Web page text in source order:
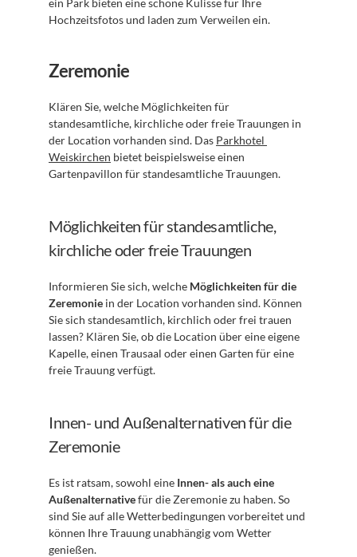
ein Park bieten eine schöne Kulisse für Ihre
Hochzeitsfotos und laden zum Verweilen ein.
Zeremonie
Klären Sie, welche Möglichkeiten für
standesamtliche, kirchliche oder freie Trauungen in
der Location vorhanden sind. Das Parkhotel
Weiskirchen bietet beispielsweise einen
Gartenpavillon für standesamtliche Trauungen.
Möglichkeiten für standesamtliche,
kirchliche oder freie Trauungen
Informieren Sie sich, welche Möglichkeiten für die
Zeremonie in der Location vorhanden sind. Können
Sie sich standesamtlich, kirchlich oder frei trauen
lassen? Klären Sie, ob die Location über eine eigene
Kapelle, einen Trausaal oder einen Garten für eine
freie Trauung verfügt.
Innen- und Außenalternativen für die
Zeremonie
Es ist ratsam, sowohl eine Innen- als auch eine
Außenalternative für die Zeremonie zu haben. So
sind Sie auf alle Wetterbedingungen vorbereitet und
können Ihre Trauung unabhängig vom Wetter
genießen.